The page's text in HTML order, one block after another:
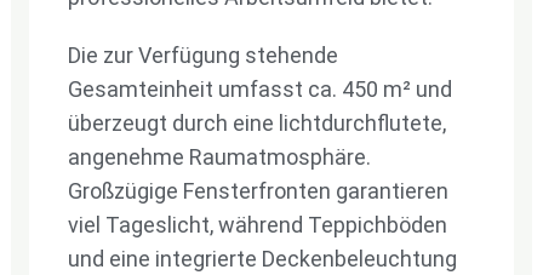
Die zur Verfügung stehende
Gesamteinheit umfasst ca. 450 m² und
überzeugt durch eine lichtdurchflutete,
angenehme Raumatmosphäre.
Großzügige Fensterfronten garantieren
viel Tageslicht, während Teppichböden
und eine integrierte Deckenbeleuchtung